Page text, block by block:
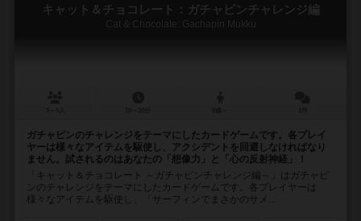
キャット＆チョコレート：ガチャピンチャレンジ編
Cat & Chocolate: Gachapin Mukku
ガチャピンのチャレンジをテーマにしたカードゲームです。各プレイ
ヤーは様々なアイテムを駆使し、アクシデントを回避しなければなり
ません。試されるのはあなたの「想像力」と「心の反射神経」！
「キャット＆チョコレート ～ガチャピンチャレンジ編～」はガチャピ
ンのチャレンジをテーマにしたカードゲームです。各プレイヤーは
様々なアイテムを駆使し、「サーフィンでまさかのサメ...